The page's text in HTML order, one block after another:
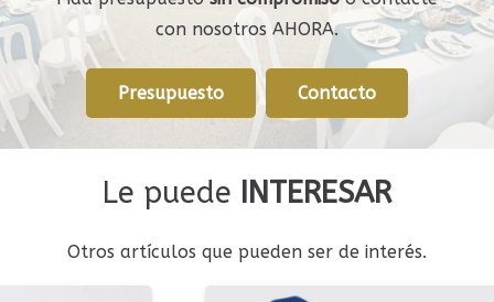
con nosotros AHORA.
Presupuesto Contacto
Le puede INTERESAR
Otros artículos que pueden ser de interés.